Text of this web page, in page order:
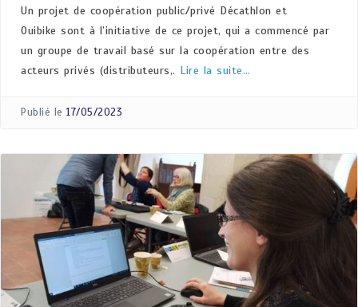
Un projet de coopération public/privé Décathlon et
Ouibike sont à l’initiative de ce projet, qui a commencé par
un groupe de travail basé sur la coopération entre des
acteurs privés (distributeurs,. Lire la suite…
Publié le 17/05/2023